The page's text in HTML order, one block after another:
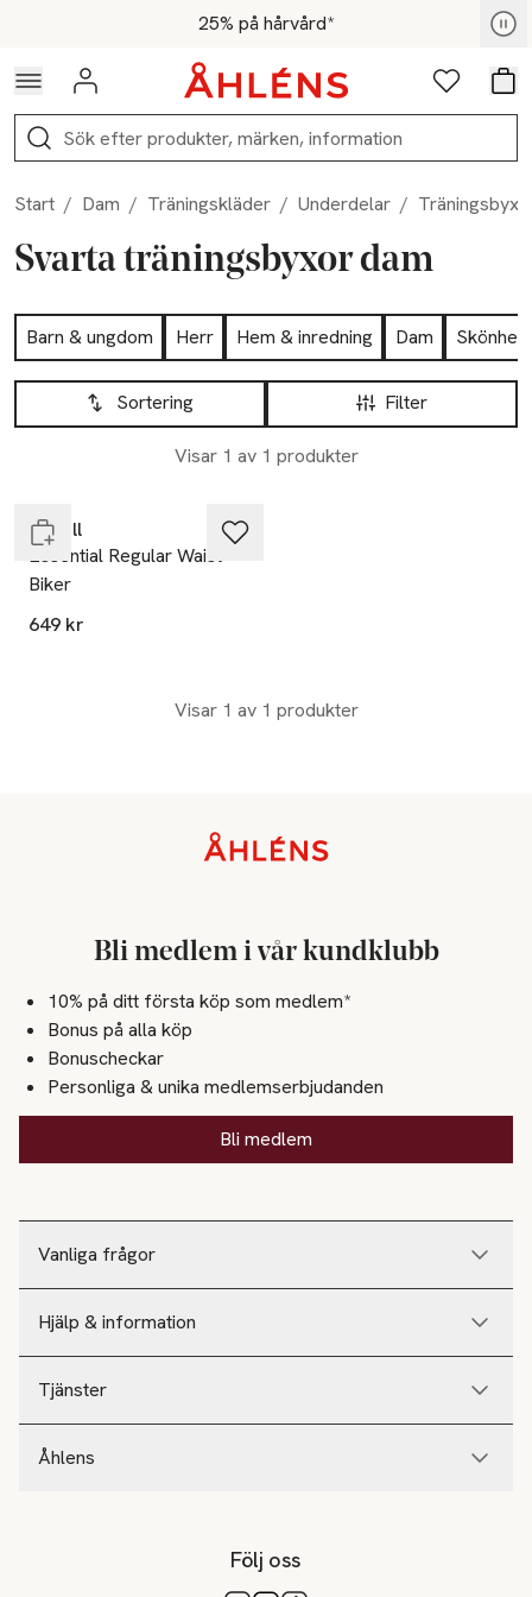
Hoppa till navigationsmenyn25% på hårvård*
För medlemmar - Shoppa nu
Logga in Favoriter
Sök
Start / Dam / Träningskläder / Underdelar /
Svarta träningsbyxor dam
Hoppa till produktsidan
Barn & ungdom Herr Hem & inredning Dam
Skönhet
Hoppa till produktsidan
Filter
Sortering
Visar 1 av 1 produkter
Lista över produkter
Casall
Essential Regular Waist
Biker
649 kr
Visar 1 av 1 produkter
Vanliga frågor
Hjälp & information
Tjänster
Åhlens
Bli medlem i vår kundklubb
10% på ditt första köp som medlem*
Bonus på alla köp
Bonuscheckar
Personliga & unika medlemserbjudanden
Bli medlem
Följ oss